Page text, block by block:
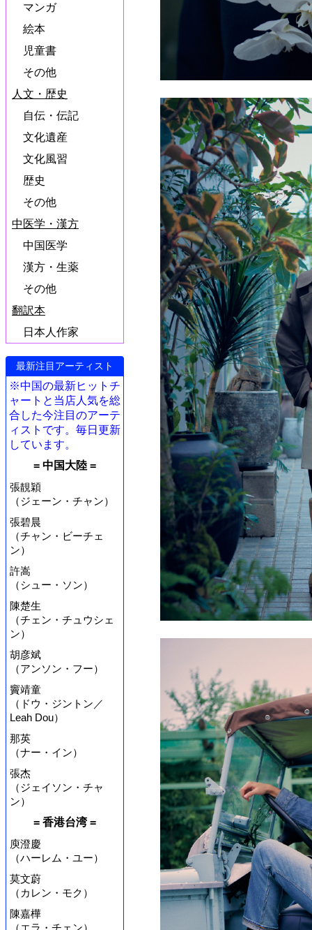
マンガ
絵本
児童書
その他
人文・歴史
自伝・伝記
文化遺産
文化風習
歴史
その他
中医学・漢方
中国医学
漢方・生薬
その他
翻訳本
日本人作家
最新注目アーティスト
※中国の最新ヒットチ
ャートと当店人気を総
合した今注目のアーテ
ィストです。毎日更新
しています。
= 中国大陸 =
張靚穎
（ジェーン・チャン）
張碧晨
（チャン・ビーチェ
ン）
許嵩
（シュー・ソン）
陳楚生
（チェン・チュウシェ
ン）
胡彦斌
（アンソン・フー）
竇靖童
（ドウ・ジントン／
Leah Dou）
那英
（ナー・イン）
張杰
（ジェイソン・チャ
ン）
= 香港台湾 =
庾澄慶
（ハーレム・ユー）
莫文蔚
（カレン・モク）
陳嘉樺
（エラ・チェン）